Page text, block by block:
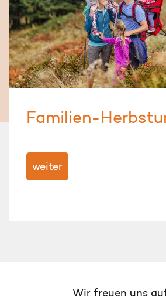
Familien-
weiter
Wir freuen uns